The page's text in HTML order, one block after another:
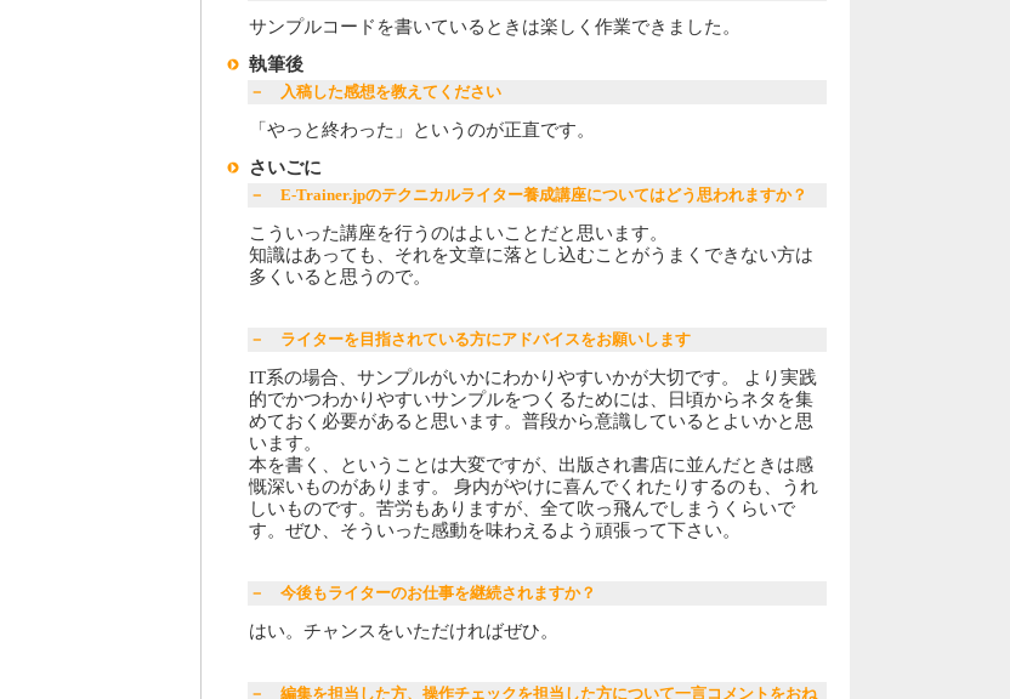
サンプルコードを書いているときは楽しく作業できました。
執筆後
－ 入稿した感想を教えてください
「やっと終わった」というのが正直です。
さいごに
－ E-Trainer.jpのテクニカルライター養成講座についてはどう思われますか？
こういった講座を行うのはよいことだと思います。
知識はあっても、それを文章に落とし込むことがうまくできない方は
多くいると思うので。
－ ライターを目指されている方にアドバイスをお願いします
IT系の場合、サンプルがいかにわかりやすいかが大切です。 より実践
的でかつわかりやすいサンプルをつくるためには、日頃からネタを集
めておく必要があると思います。普段から意識しているとよいかと思
います。
本を書く、ということは大変ですが、出版され書店に並んだときは感
慨深いものがあります。 身内がやけに喜んでくれたりするのも、うれ
しいものです。苦労もありますが、全て吹っ飛んでしまうくらいで
す。ぜひ、そういった感動を味わえるよう頑張って下さい。
－ 今後もライターのお仕事を継続されますか？
はい。チャンスをいただければぜひ。
－ 編集を担当した方、操作チェックを担当した方について一言コメントをおね